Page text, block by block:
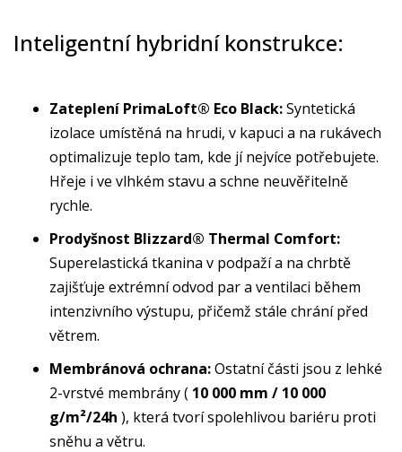
Inteligentní hybridní konstrukce:
Zateplení PrimaLoft® Eco Black:Syntetická
izolace umístěná na hrudi, v kapuci a na rukávech
optimalizuje teplo tam, kde jí nejvíce potřebujete.
Hřeje i ve vlhkém stavu a schne neuvěřitelně
rychle.
Prodyšnost Blizzard® Thermal Comfort:
Superelastická tkanina v podpaží a na chrbtě
zajišťuje extrémní odvod par a ventilaci během
intenzivního výstupu, přičemž stále chrání před
větrem.
Membránová ochrana:Ostatní části jsou z lehké
2-vrstvé membrány ( 10 000 mm / 10 000
g/m²/24h ), která tvorí spolehlivou bariéru proti
sněhu a větru.